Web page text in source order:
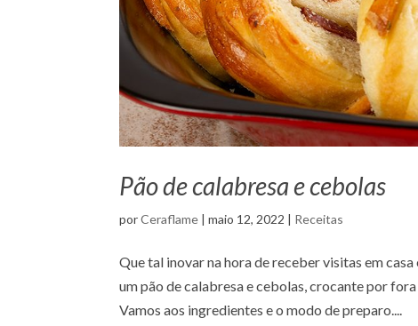
Pão de calabresa e cebolas
porCeraflame |maio 12, 2022 | Receitas
Que tal inovar na hora de receber visitas em
um pão de calabresa e cebolas, crocante por
Vamos aos ingredientes e o modo de preparo....